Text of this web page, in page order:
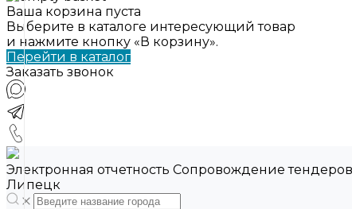
Ваша корзина пуста
Выберите в каталоге интересующий товар
и нажмите кнопку «В корзину».
Перейти в каталог
Заказать звонок
Электронная отчетность Сопровождение
Липецк